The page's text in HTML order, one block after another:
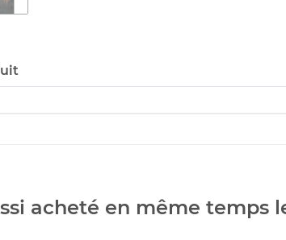
acheté en même temps